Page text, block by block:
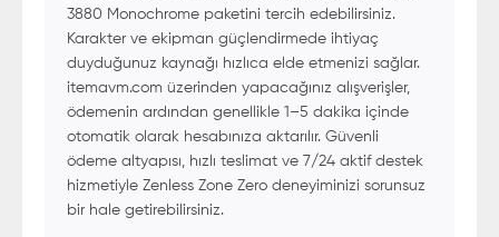
3880 Monochrome paketini tercih edebilirsiniz.
Karakter ve ekipman güçlendirmede ihtiyaç
duyduğunuz kaynağı hızlıca elde etmenizi sağlar.
itemavm.com üzerinden yapacağınız alışverişler,
ödemenin ardından genellikle 1–5 dakika içinde
otomatik olarak hesabınıza aktarılır. Güvenli
ödeme altyapısı, hızlı teslimat ve 7/24 aktif destek
hizmetiyle Zenless Zone Zero deneyiminizi sorunsuz
bir hale getirebilirsiniz.